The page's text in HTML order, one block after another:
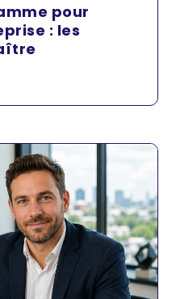
pour
: les